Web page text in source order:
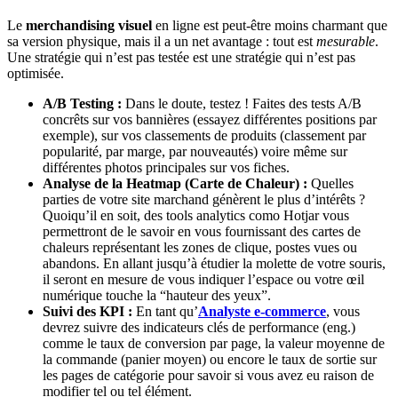
Le merchandising visuel en ligne est peut-être moins charmant que
sa version physique, mais il a un net avantage : tout est mesurable.
Une stratégie qui n’est pas testée est une stratégie qui n’est pas
optimisée.
A/B Testing : Dans le doute, testez ! Faites des tests A/B
concrêts sur vos bannières (essayez différentes positions par
exemple), sur vos classements de produits (classement par
popularité, par marge, par nouveautés) voire même sur
différentes photos principales sur vos fiches.
Analyse de la Heatmap (Carte de Chaleur) : Quelles
parties de votre site marchand génèrent le plus d’intérêts ?
Quoiqu’il en soit, des tools analytics como Hotjar vous
permettront de le savoir en vous fournissant des cartes de
chaleurs représentant les zones de clique, postes vues ou
abandons. En allant jusqu’à étudier la molette de votre souris,
il seront en mesure de vous indiquer l’espace ou votre œil
numérique touche la “hauteur des yeux”.
Suivi des KPI : En tant qu’Analyste e-commerce, vous
devrez suivre des indicateurs clés de performance (eng.)
comme le taux de conversion par page, la valeur moyenne de
la commande (panier moyen) ou encore le taux de sortie sur
les pages de catégorie pour savoir si vous avez eu raison de
modifier tel ou tel élément.